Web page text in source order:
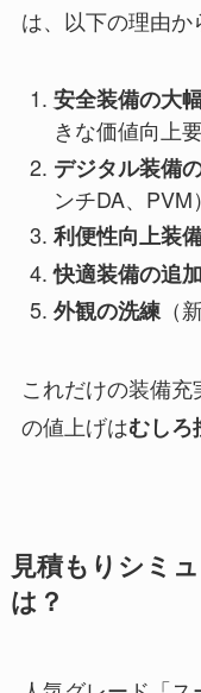
は、以下の理由か
安全装備の大
きな価値向上要
デジタル装備
ンチDA、PVM）
利便性向上装
快適装備の追加
外観の洗練（
これだけの装備
の値上げはむしろ
見積もりシミ
は？